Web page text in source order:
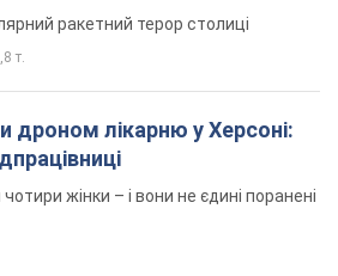
ракетний терор столиці
т.
дроном лікарню у Херсоні:
жінки – і вони не єдині поранені